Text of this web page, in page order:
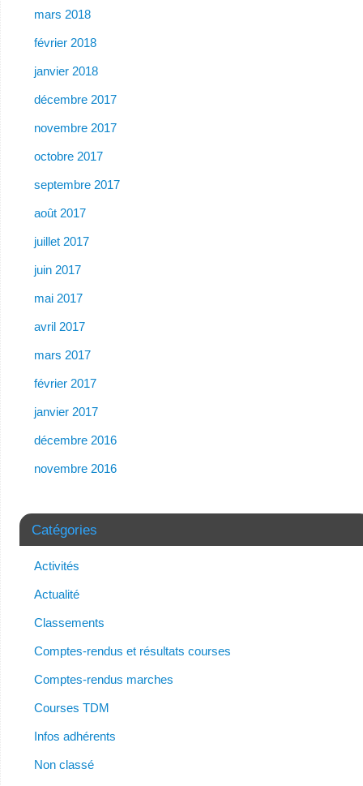
mars 2018
février 2018
janvier 2018
décembre 2017
novembre 2017
octobre 2017
septembre 2017
août 2017
juillet 2017
juin 2017
mai 2017
avril 2017
mars 2017
février 2017
janvier 2017
décembre 2016
novembre 2016
Catégories
Activités
Actualité
Classements
Comptes-rendus et résultats courses
Comptes-rendus marches
Courses TDM
Infos adhérents
Non classé